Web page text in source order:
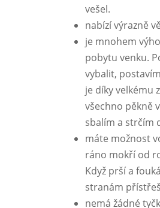
vešel.
nabízí výrazně
je mnohem
pobytu venku.
vybalit,
je díky velkému
všechno pěkně
sbalím a strčím
máte možnost
ráno mokří od
Když prší a
stranám
nemá žádné